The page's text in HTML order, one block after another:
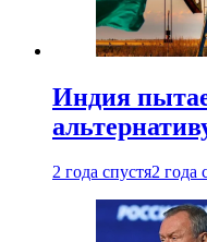
Индия
2 года спустя2 года